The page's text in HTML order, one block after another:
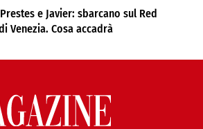
e Javier: sbarcano sul Red
Venezia. Cosa accadrà